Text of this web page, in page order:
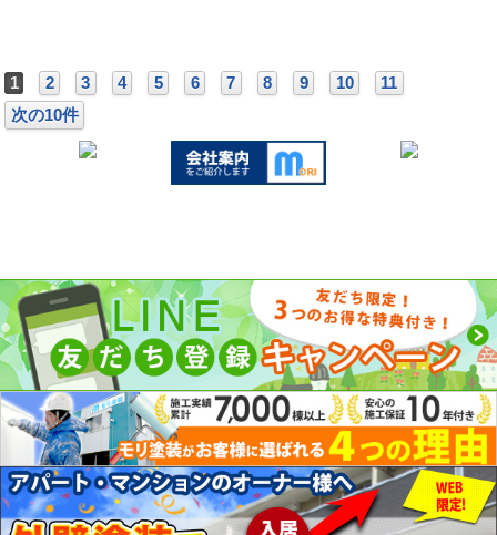
1 2 3 4 5 6 7 8 9 10
11
次の10件